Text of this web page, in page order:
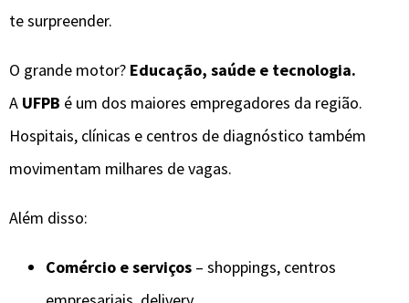
te surpreender.
O grande motor? Educação, saúde e tecnologia.
A UFPB é um dos maiores empregadores da região.
Hospitais, clínicas e centros de diagnóstico também
movimentam milhares de vagas.
Além disso:
Comércio e serviços – shoppings, centros